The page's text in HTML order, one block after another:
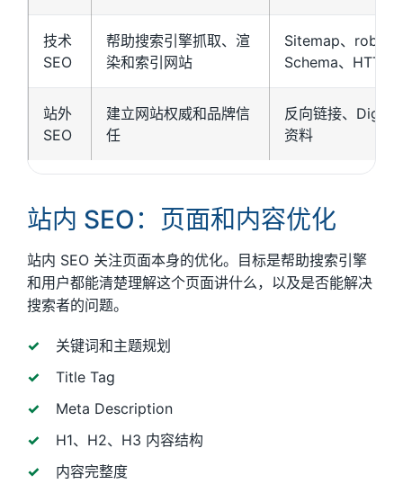
技术
SEO
帮助搜索引擎抓取、渲
染和索引网站
Sitemap、
Schema、
站外
SEO
建立网站权威和品牌信
任
反向链接、
资料
站内 SEO：页面和内容优化
站内 SEO 关注页面本身的优化。目标是帮助搜索引擎
和用户都能清楚理解这个页面讲什么，以及是否能解决
搜索者的问题。
关键词和主题规划
Title Tag
Meta Description
H1、H2、H3 内容结构
内容完整度